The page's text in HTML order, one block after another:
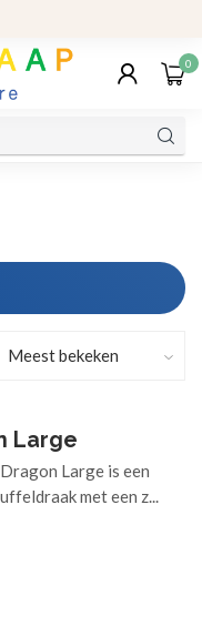
0
Large
Large is een
met een z...